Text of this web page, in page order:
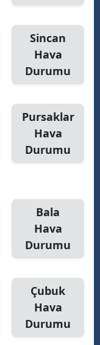
Sincan
Hava
Durumu
Pursaklar
Hava
Durumu
Bala
Hava
Durumu
Çubuk
Hava
Durumu